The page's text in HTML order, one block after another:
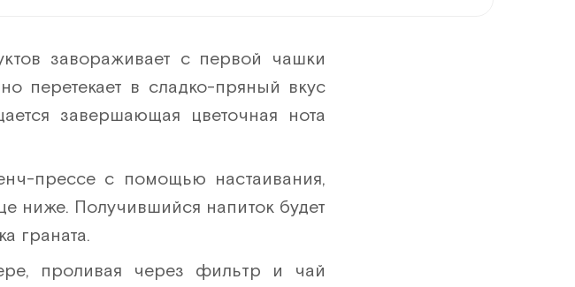
14 шт
15 шт
17 шт
18 шт
завораживает с первой чашки
перетекает в сладко-пряный вкус
завершающая цветочная нота
прессе с помощью настаивания,
ниже. Получившийся напиток будет
граната.
проливая через фильтр и чай